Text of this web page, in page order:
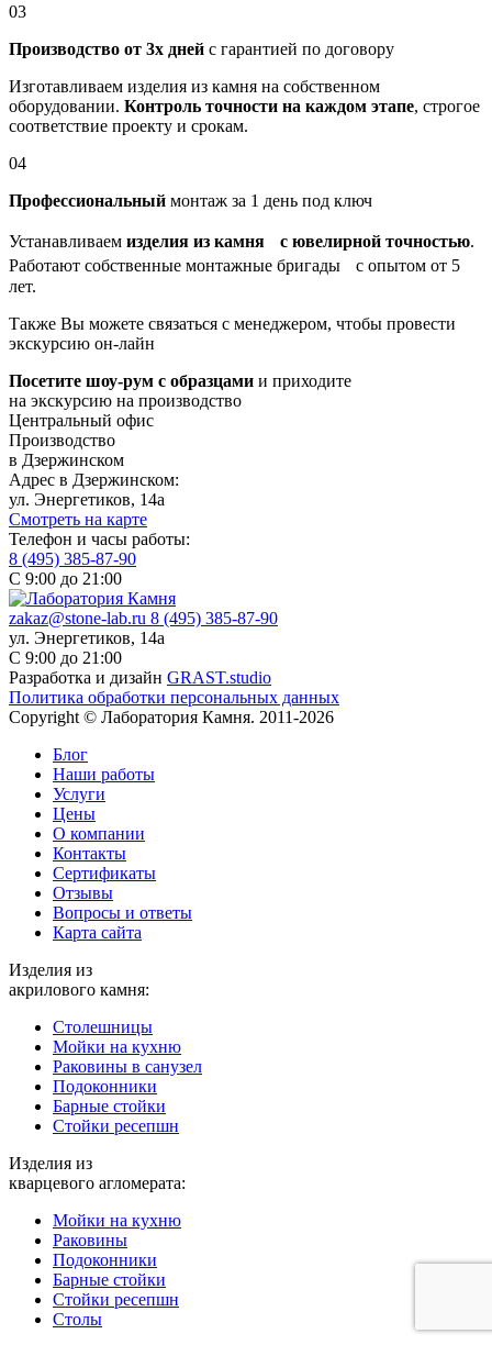
03
Производство от 3х дней с гарантией по договору
Изготавливаем изделия из камня на собственном
оборудовании. Контроль точности на каждом этапе, строгое
соответствие проекту и срокам.
04
Профессиональный монтаж за 1 день под ключ
Устанавливаем изделия из камня с ювелирной точностью.
Работают собственные монтажные бригады с опытом от 5
лет.
Также Вы можете связаться с менеджером, чтобы провести
экскурсию он-лайн
Посетите шоу-рум с образцами и приходите
на экскурсию на производство
Центральный офис
Производство
в Дзержинском
Адрес в Дзержинском:
ул. Энергетиков, 14а
Смотреть на карте
Телефон и часы работы:
8 (495) 385-87-90
С 9:00 до 21:00
zakaz@stone-lab.ru 8 (495) 385-87-90
ул. Энергетиков, 14а
С 9:00 до 21:00
Разработка и дизайн GRAST.studio
Политика обработки персональных данных
Copyright © Лаборатория Камня. 2011-2026
Блог
Наши работы
Услуги
Цены
О компании
Контакты
Cертификаты
Отзывы
Вопросы и ответы
Карта сайта
Изделия из
акрилового камня:
Столешницы
Мойки на кухню
Раковины в санузел
Подоконники
Барные стойки
Стойки ресепшн
Изделия из
кварцевого агломерата:
Мойки на кухню
Раковины
Подоконники
Барные стойки
Стойки ресепшн
Столы